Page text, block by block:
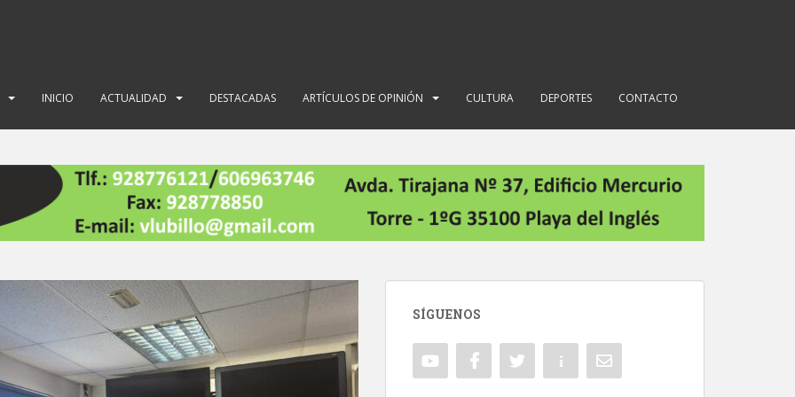
INICIO ACTUALIDAD DESTACADAS ARTÍCULOS DE OPINIÓN CULTURA DEPORTES CONTACTO
SÍGUENOS